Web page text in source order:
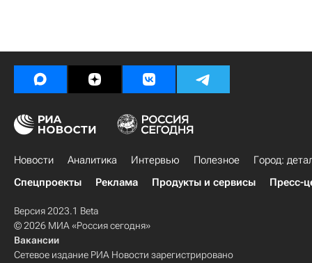
Новости Аналитика Интервью Полезное
Город:
Спецпроекты
Реклама Продукты и сервисы Пресс-
Версия 2023.1 Beta
© 2026 МИА «Россия сегодня»
Вакансии
Сетевое издание РИА Новости зарегистрировано